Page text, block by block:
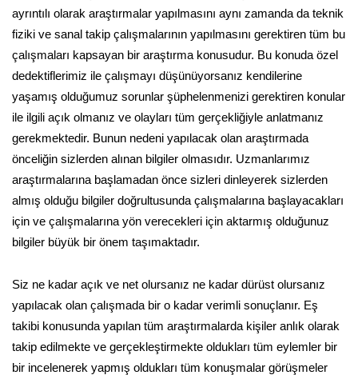
ayrıntılı olarak araştırmalar yapılmasını aynı zamanda da teknik
fiziki ve sanal takip çalışmalarının yapılmasını gerektiren tüm bu
çalışmaları kapsayan bir araştırma konusudur. Bu konuda özel
dedektiflerimiz ile çalışmayı düşünüyorsanız kendilerine
yaşamış olduğumuz sorunlar şüphelenmenizi gerektiren konular
ile ilgili açık olmanız ve olayları tüm gerçekliğiyle anlatmanız
gerekmektedir. Bunun nedeni yapılacak olan araştırmada
önceliğin sizlerden alınan bilgiler olmasıdır. Uzmanlarımız
araştırmalarına başlamadan önce sizleri dinleyerek sizlerden
almış olduğu bilgiler doğrultusunda çalışmalarına başlayacakları
için ve çalışmalarına yön verecekleri için aktarmış olduğunuz
bilgiler büyük bir önem taşımaktadır.
Siz ne kadar açık ve net olursanız ne kadar dürüst olursanız
yapılacak olan çalışmada bir o kadar verimli sonuçlanır. Eş
takibi konusunda yapılan tüm araştırmalarda kişiler anlık olarak
takip edilmekte ve gerçekleştirmekte oldukları tüm eylemler bir
bir incelenerek yapmış oldukları tüm konuşmalar görüşmeler